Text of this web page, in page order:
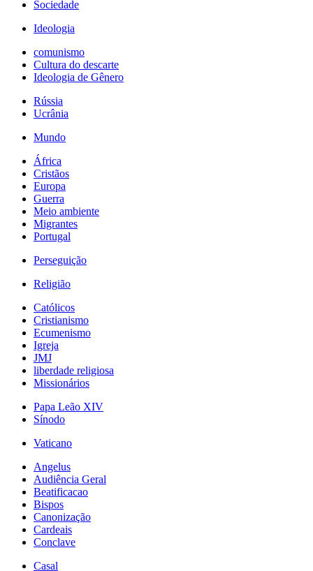
Sociedade
Ideologia
comunismo
Cultura do descarte
Ideologia de Gênero
Rússia
Ucrânia
Mundo
África
Cristãos
Europa
Guerra
Meio ambiente
Migrantes
Portugal
Perseguição
Religião
Católicos
Cristianismo
Ecumenismo
Igreja
JMJ
liberdade religiosa
Missionários
Papa Leão XIV
Sínodo
Vaticano
Angelus
Audiência Geral
Beatificacao
Bispos
Canonização
Cardeais
Conclave
Casal